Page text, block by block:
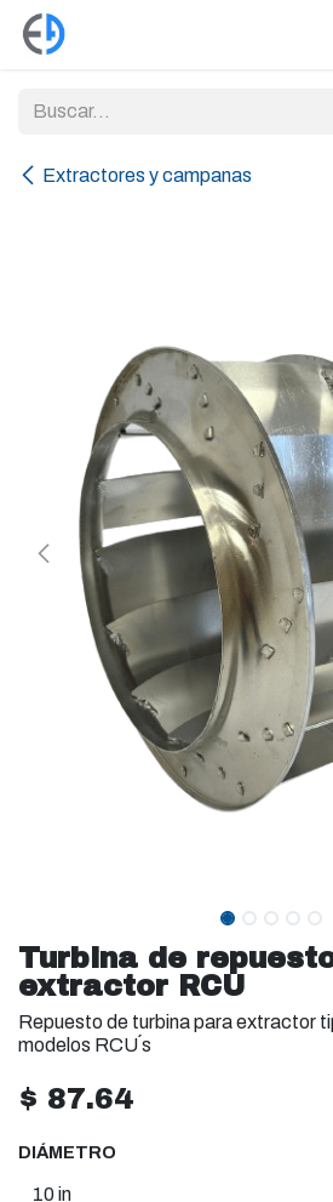
Ir al contenido
Extractores y campanas
Turbina de
extractor RCU
Repuesto de turbina para extractor
modelos RCU´s
$ 87.64
DIÁMETRO